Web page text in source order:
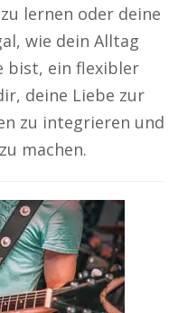
lernen oder deine
wie dein Alltag
bist, ein flexibler
deine Liebe zur
zu integrieren und
machen.